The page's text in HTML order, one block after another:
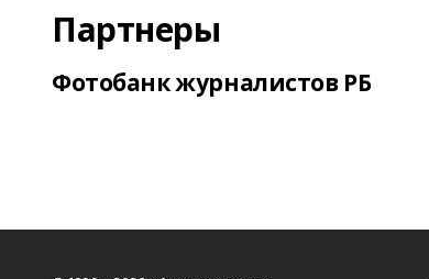
Партнеры
Фотобанк журналистов РБ